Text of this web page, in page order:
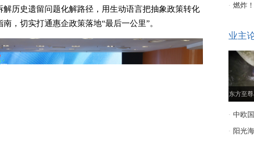
历史遗留问题化解路径，用生动语言把抽象政策转化
，切实打通惠企政策落地“最后一公里”。
房时代
· 燃炸
业主
东方至
· 中欧
· 阳光